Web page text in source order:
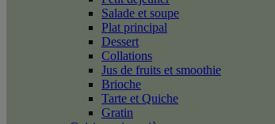
Salade et soupe
Plat principal
Dessert
Collations
Jus de fruits et smoothie
Brioche
Tarte et Quiche
Gratin